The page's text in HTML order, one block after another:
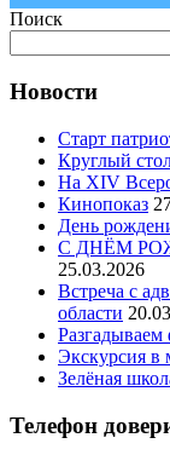
Поиск
Новости
Старт
Круглый
На XIV
Кинопоказ
День
С ДНЁМ
25.03.2026
Встреча с
области
Экскурсия
Зелёная
Телефон